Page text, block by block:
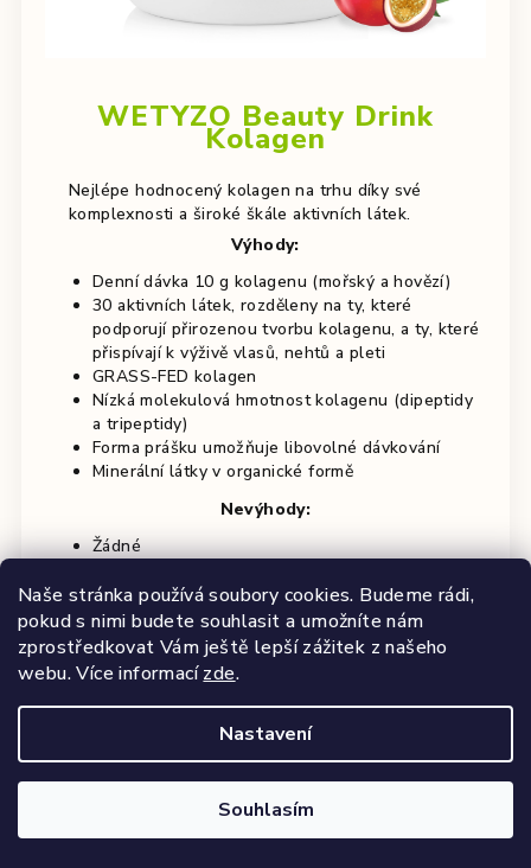
Naše stránka používá soubory cookies. Budeme rádi,
pokud s nimi budete souhlasit a umožníte nám
zprostředkovat Vám ještě lepší zážitek z našeho
webu.Více informacízde.
Nastavení
Souhlasím
WETYZO Beauty Drink
Kolagen
Nejlépe hodnocený kolagen na trhu díky své
komplexnosti a široké škále aktivních látek.
Výhody:
Denní dávka 10 g kolagenu (mořský a hovězí)
30 aktivních látek, rozděleny na ty, které
podporují přirozenou tvorbu kolagenu, a ty, které
přispívají k výživě vlasů, nehtů a pleti
GRASS-FED kolagen
Nízká molekulová hmotnost kolagenu (dipeptidy
a tripeptidy)
Forma prášku umožňuje libovolné dávkování
Minerální látky v organické formě
Nevýhody:
Žádné
Aktivní látky
kolagen, kyselina hyaluronová, MSM,
Hydrolyzovaný keratin, elastin, Vitamíny A, B1,
B2, B3, B5, B6, B9, B12, biotin, vitamín C,vitamin
D3, L-cystein, L-methionin, L-tyrosin, kopřiva,
Astaxanthin, Saw palmetto, přeslička rolní
(křemík), inositol, železo, zinek, PABA, mangan,
selen, měď